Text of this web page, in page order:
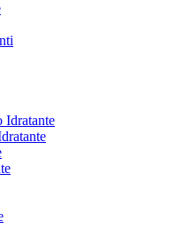
Idratante